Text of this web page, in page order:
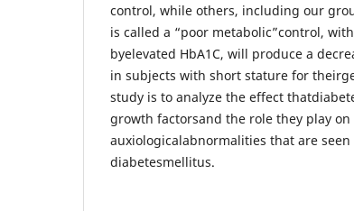
control, while others, including our
is called a “poor metabolic”control,
byelevated HbA1C, will produce a
in subjects with short stature for
study is to analyze the effect
growth factorsand the role they play
auxiologicalabnormalities that are
diabetesmellitus.